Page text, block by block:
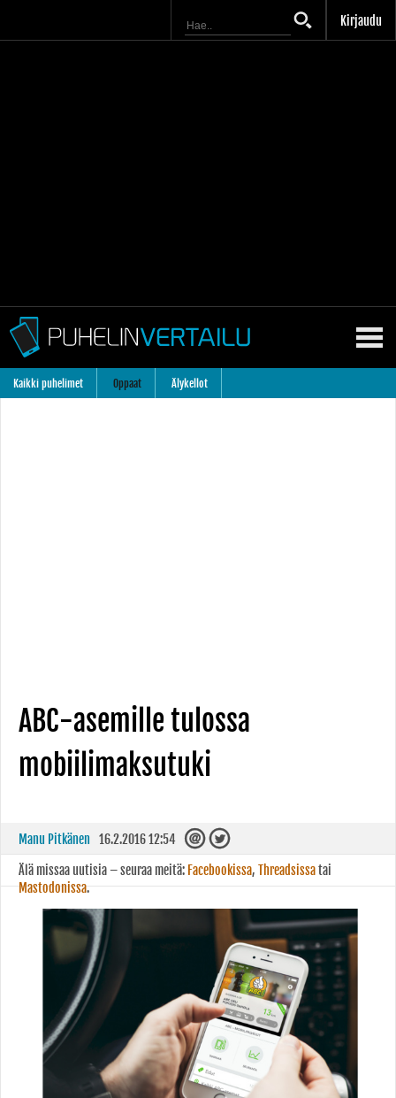
Kirjaudu
Kaikki puhelimet Oppaat Älykellot
ABC-asemille tulossa
mobiilimaksutuki
Manu Pitkänen 16.2.2016 12:54
Älä missaa uutisia – seuraa meitä: Facebookissa, Threadsissatai
Mastodonissa.